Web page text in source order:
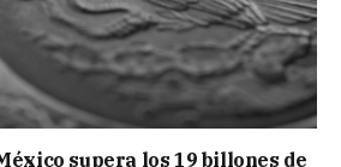
supera los 19 billones de